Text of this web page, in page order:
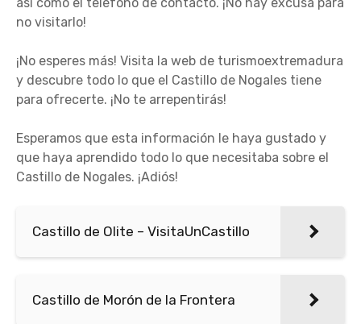
no visitarlo!
¡No esperes más! Visita la web de turismoextremadura
y descubre todo lo que el Castillo de Nogales tiene
para ofrecerte. ¡No te arrepentirás!
Esperamos que esta información le haya gustado y
que haya aprendido todo lo que necesitaba sobre el
Castillo de Nogales. ¡Adiós!
Castillo de Olite – VisitaUnCastillo
Castillo de Morón de la Frontera